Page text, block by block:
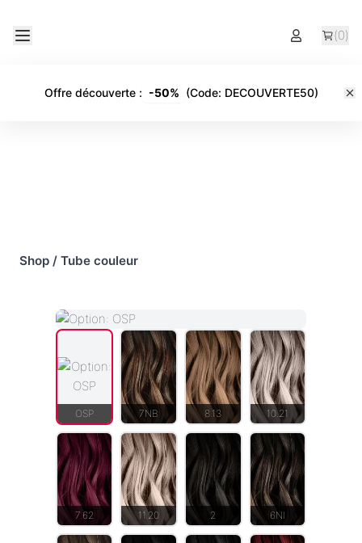
(0)
Offre découverte: -50% (Code: DECOUVERTE50)
Shop / Tube couleur
OSP 7NB 8.13 10.21
7.62 11.20 2 6NI